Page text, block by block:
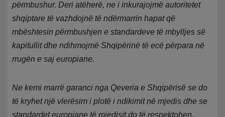
përmbushur. Deri atëherë, ne i inkurajojmë autoritetet
shqiptare të vazhdojnë të ndërmarrin hapat që
mbështesin përmbushjen e standardeve të mbylljes së
kapitullit dhe ndihmojmë Shqipërinë të ecë përpara në
rrugën e saj europiane.
Ne kemi marrë garanci nga Qeveria e Shqipërisë se do
të kryhet një vlerësim i plotë i ndikimit në mjedis dhe se
standardet europiane të mjedisit do të respektohen.